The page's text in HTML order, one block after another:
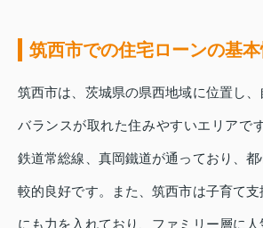
筑西市での住宅ローンの基
筑西市は、茨城県の県西地域に位置し
バランスが取れた住みやすいエリアで
鉄道常総線、真岡鐵道が通っており、
較的良好です。また、筑西市は子育て
にも力を入れており、ファミリー層に人